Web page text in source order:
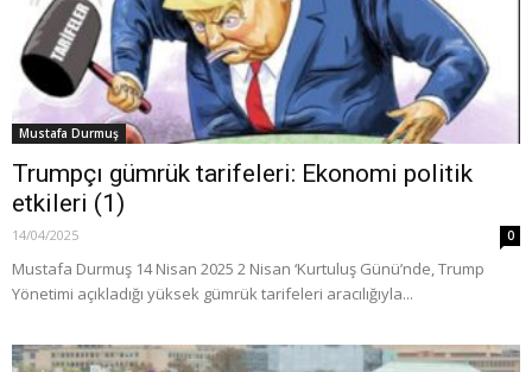
Mustafa Durmuş
Trumpçı gümrük tarifeleri: Ekonomi politik
etkileri (1)
14/04/2025 0
Mustafa Durmuş 14 Nisan 2025 2 Nisan ‘Kurtuluş Günü’nde, Trump
Yönetimi açıkladığı yüksek gümrük tarifeleri aracılığıyla...